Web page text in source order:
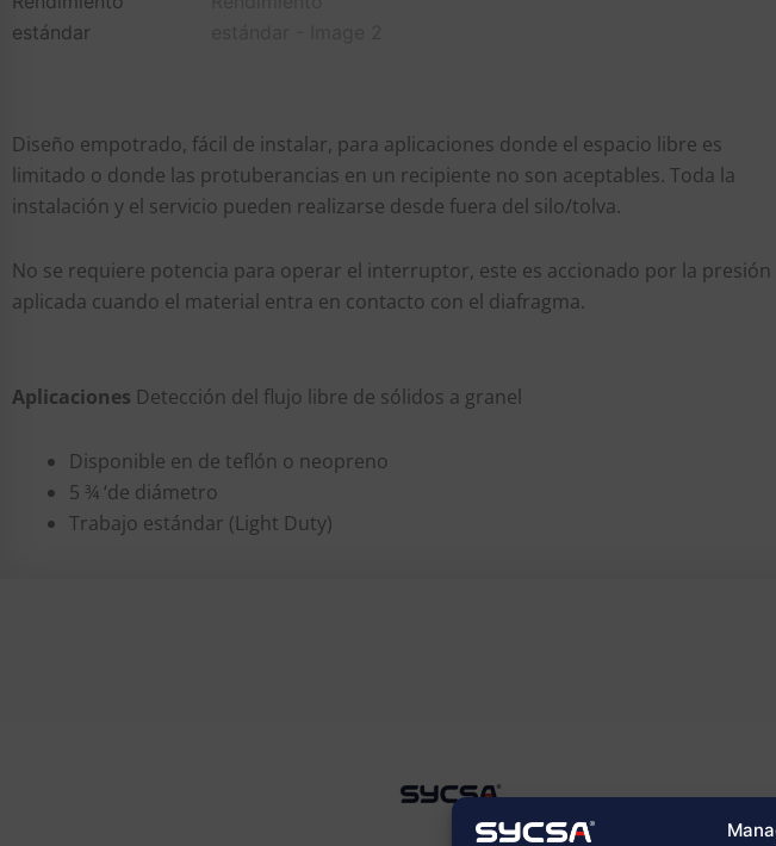
Diseño empotrado, fácil de instalar, para aplicaciones donde el espacio libre es
limitado o donde las protuberancias en un recipiente no son aceptables. Toda la
instalación y el servicio pueden realizarse desde fuera del silo/tolva.
No se requiere potencia para operar el interruptor, este es accionado por la presión
aplicada cuando el material entra en contacto con el diafragma.
Aplicaciones Detección del flujo libre de sólidos a granel
Disponible en de teflón o neopreno
5 ¾ ‘de diámetro
Trabajo estándar (Light Duty)